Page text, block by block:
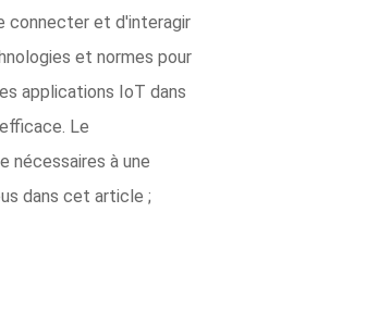
connecter et d'interagir
et normes pour
applications IoT dans
Le
nécessaires à une
dans cet article ;